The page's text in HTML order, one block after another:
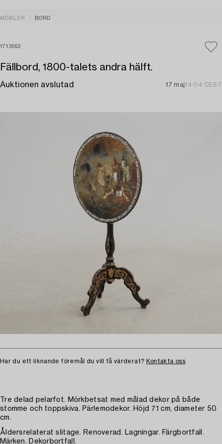
MÖBLER BORD
1713562
Fällbord, 1800-talets andra hälft.
Auktionen avslutad 17 maj14:04 CEST
Har du ett liknande föremål du vill få värderat? Kontakta oss
Tre delad pelarfot. Mörkbetsat med målad dekor på både
stomme och toppskiva. Pärlemodekor. Höjd 71 cm, diameter 50
cm.
Åldersrelaterat slitage. Renoverad. Lagningar. Färgbortfall.
Märken. Dekorbortfall.